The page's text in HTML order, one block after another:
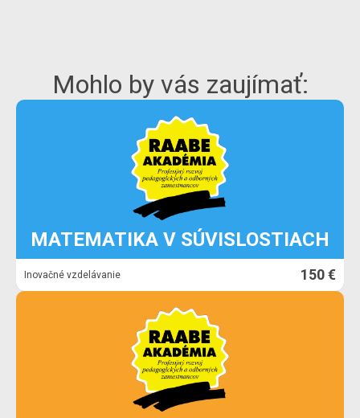
Mohlo by vás zaujímať:
MATEMATIKA V SÚVISLOSTIACH
Inovačné vzdelávanie 150 €